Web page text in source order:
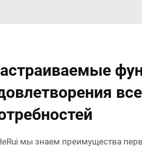
мы знаем преимущества